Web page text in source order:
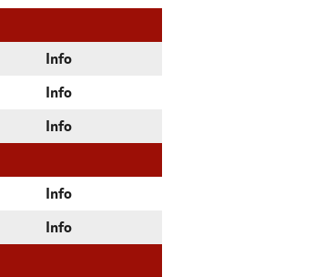
Info
Info
Info
Info
Info